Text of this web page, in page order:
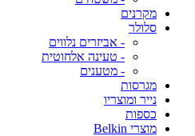
מקרנים
סלולר
- אביזרים נלווים
- טעינה אלחוטית
- מטענים
מגרסות
נייר ומוצריו
כספות
מוצרי Belkin